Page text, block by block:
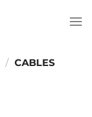
/ CABLES